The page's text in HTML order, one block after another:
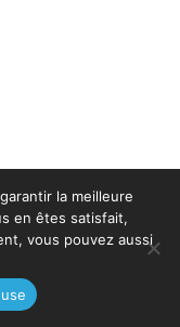
la meilleure
en êtes satisfait,
vous pouvez aussi